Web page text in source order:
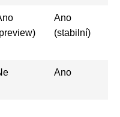
Ano
(stabilní)
Ano